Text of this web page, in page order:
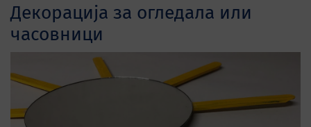
Декорација за огледала или
часовници